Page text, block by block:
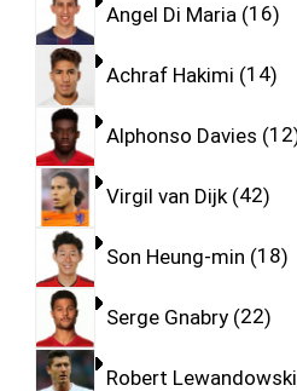
Angel Di Maria 16
Achraf Hakimi 14
Alphonso Davies 12
Virgil van Dijk 42
Son Heung-min 18
Serge Gnabry 22
Robert Lewandowski